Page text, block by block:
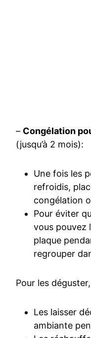
– Congélation
(jusqu’à 2 mois):
Une fois les
refroidis,
congélation
Pour éviter
vous pouvez
plaque
regrouper
Pour les
Les laisser
ambiante